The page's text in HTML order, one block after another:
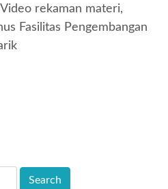
rekaman materi,
Fasilitas Pengembangan